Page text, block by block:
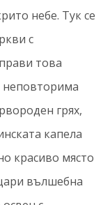
небе. Тук се
с
това
неповторима
грях,
капела
красиво място
вълшебна